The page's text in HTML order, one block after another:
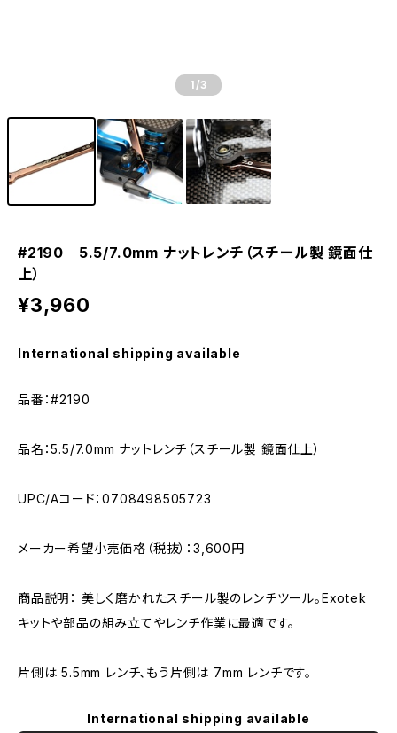
1 /3
#2190 5.5/7.0mm ナットレンチ（スチール製 鏡面仕
上）
¥3,960
International shipping available
品番：#2190
品名：5.5/7.0mm ナットレンチ（スチール製 鏡面仕上）
UPC/Aコード：0708498505723
メーカー希望小売価格（税抜）：3,600円
商品説明： 美しく磨かれたスチール製のレンチツール。Exotek
キットや部品の組み立てやレンチ作業に最適です。
片側は 5.5mm レンチ、もう片側は 7mm レンチです。
International shipping available